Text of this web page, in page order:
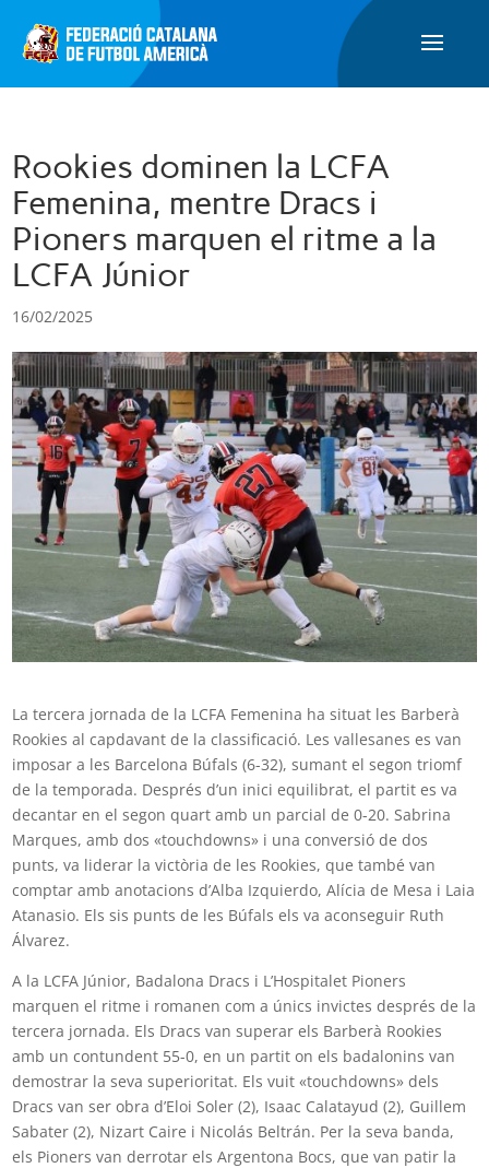
Rookies dominen la LCFA
Femenina, mentre Dracs i
Pioners marquen el ritme a la
LCFA Júnior
16/02/2025
La tercera jornada de la LCFA Femenina ha situat les Barberà
Rookies al capdavant de la classificació. Les vallesanes es van
imposar a les Barcelona Búfals (6-32), sumant el segon triomf
de la temporada. Després d’un inici equilibrat, el partit es va
decantar en el segon quart amb un parcial de 0-20. Sabrina
Marques, amb dos «touchdowns» i una conversió de dos
punts, va liderar la victòria de les Rookies, que també van
comptar amb anotacions d’Alba Izquierdo, Alícia de Mesa i Laia
Atanasio. Els sis punts de les Búfals els va aconseguir Ruth
Álvarez.
A la LCFA Júnior, Badalona Dracs i L’Hospitalet Pioners
marquen el ritme i romanen com a únics invictes després de la
tercera jornada. Els Dracs van superar els Barberà Rookies
amb un contundent 55-0, en un partit on els badalonins van
demostrar la seva superioritat. Els vuit «touchdowns» dels
Dracs van ser obra d’Eloi Soler (2), Isaac Calatayud (2), Guillem
Sabater (2), Nizart Caire i Nicolás Beltrán. Per la seva banda,
els Pioners van derrotar els Argentona Bocs, que van patir la